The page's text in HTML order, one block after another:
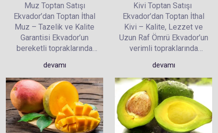
Muz Toptan Satışı
Ekvador’dan Toptan İthal
Muz – Tazelik ve Kalite
Garantisi Ekvador’un
bereketli topraklarında
kalite standartlarına uygun
olarak toplanır ve Gazelle
Fruits güvencesiyle toptan
olarak satışa sunulur.
Türkiye ve yurtdışı
pazarlarında market
devamı
Kivi Toptan Satışı
Ekvador’dan Toptan İthal
Kivi – Kalite, Lezzet ve
Uzun Raf Ömrü Ekvador’un
verimli topraklarında
standartlarıyla toplanarak
Gazelle Fruits
güvencesiyle toptan satışa
sunulmaktadır. Türk ve
uluslararası pazarlarda
market zincirlerinden
devamı